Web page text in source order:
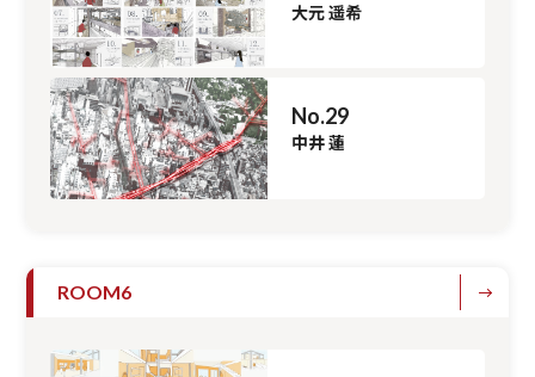
大元 遥希
No.29
中井 蓮
ROOM6